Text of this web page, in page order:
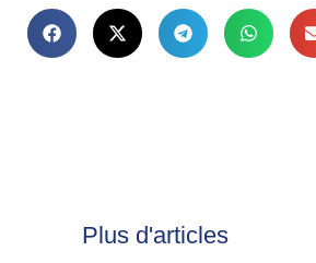
Plus d'articles